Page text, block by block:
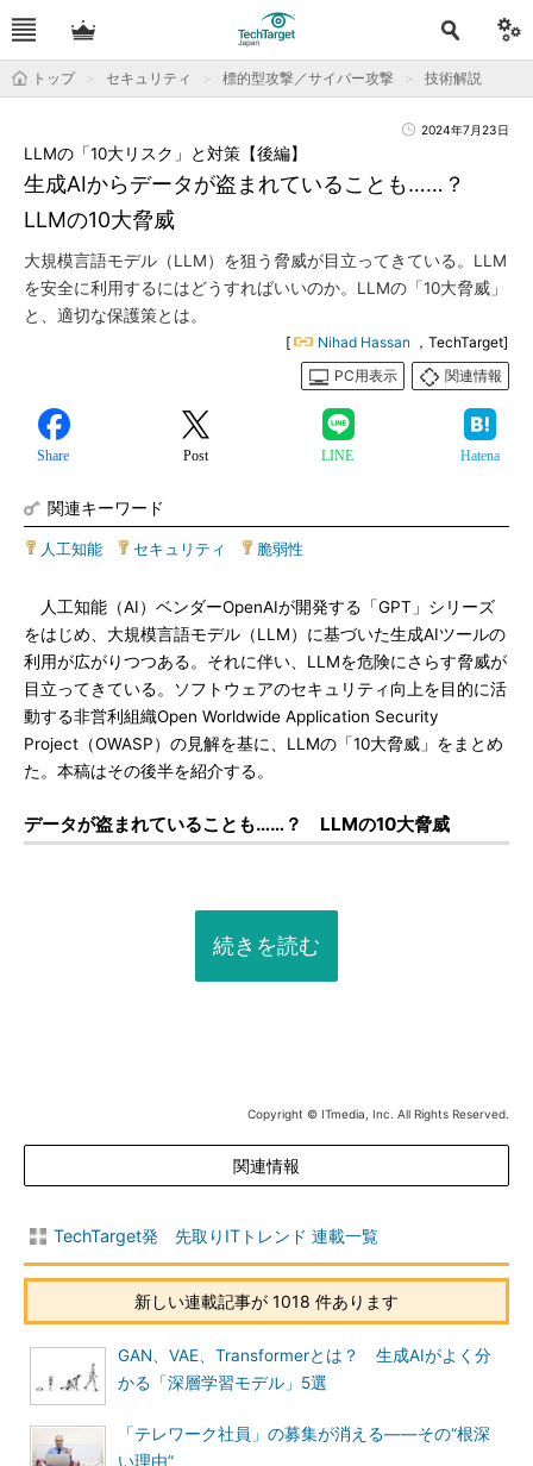
トップ セキュリティ 標的型攻撃／サイバー攻撃 技術解説
2024年7月23日
生成AIからデータが盗まれていることも……？
LLMの10大脅威
LLMの「10大リスク」と対策【後編】
大規模言語モデル（LLM）を狙う脅威が目立ってきている。LLM
を安全に利用するにはどうすればいいのか。LLMの「10大脅威」
と、適切な保護策とは。
[ Nihad Hassan ，TechTarget]
PC用表示
関連情報
Share Post LINE Hatena
関連キーワード
人工知能 セキュリティ 脆弱性
人工知能（AI）ベンダーOpenAIが開発する「GPT」シリーズ
をはじめ、大規模言語モデル（LLM）に基づいた生成AIツールの
利用が広がりつつある。それに伴い、LLMを危険にさらす脅威が
目立ってきている。ソフトウェアのセキュリティ向上を目的に活
動する非営利組織Open Worldwide Application Security
Project（OWASP）の見解を基に、LLMの「10大脅威」をまとめ
た。本稿はその後半を紹介する。
データが盗まれていることも……？ LLMの10大脅威
続きを読む
Copyright © ITmedia, Inc. All Rights Reserved.
関連情報
TechTarget発 先取りITトレンド 連載一覧
新しい連載記事が 1018 件あります
GAN、VAE、Transformerとは？ 生成AIがよく分
かる「深層学習モデル」5選
「テレワーク社員」の募集が消える――その“根深
い理由”